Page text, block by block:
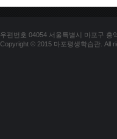
우편번호 04054 서울특별시 마포구 홍
Copyright © 2015 마포평생학습관. All